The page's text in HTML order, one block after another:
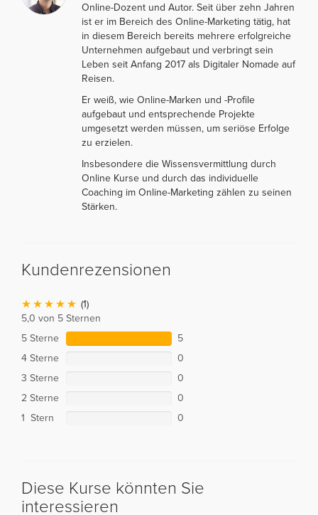
Online-Dozent und Autor. Seit über zehn Jahren
ist er im Bereich des Online-Marketing tätig, hat
in diesem Bereich bereits mehrere erfolgreiche
Unternehmen aufgebaut und verbringt sein
Leben seit Anfang 2017 als Digitaler Nomade auf
Reisen.
Er weiß, wie Online-Marken und -Profile
aufgebaut und entsprechende Projekte
umgesetzt werden müssen, um seriöse Erfolge
zu erzielen.
Insbesondere die Wissensvermittlung durch
Online Kurse und durch das individuelle
Coaching im Online-Marketing zählen zu seinen
Stärken.
Kundenrezensionen
(1)
5,0 von 5 Sternen
5 Sterne
5
4 Sterne
0
3 Sterne
0
2 Sterne
0
1 Stern
0
Diese Kurse könnten Sie
interessieren